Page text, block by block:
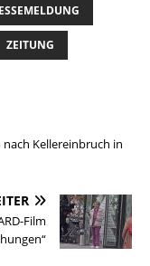
ZEITUNG
Kellereinbruch in
Film